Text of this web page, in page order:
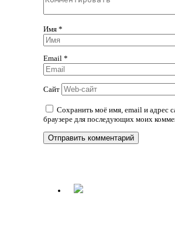
Имя *
Email *
Сайт
Сохранить моё имя, email и адрес
браузере для последующих моих